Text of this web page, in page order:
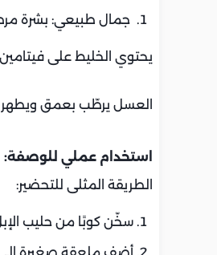
جمال طبيعي: بشرة
يحتوي الخليط على فيتامين C وAHAs التي تعزز إنتاج الكولاجين وتفتيح التصبغات .
العسل يرطّب بعمق ويطهر
استخدام عملي للوصفة:
الطريقة المثلى للتحضير:
سخّن كوبًا من حليب الإبل (200–250 مل) حتى يصبح دافئًا، دون